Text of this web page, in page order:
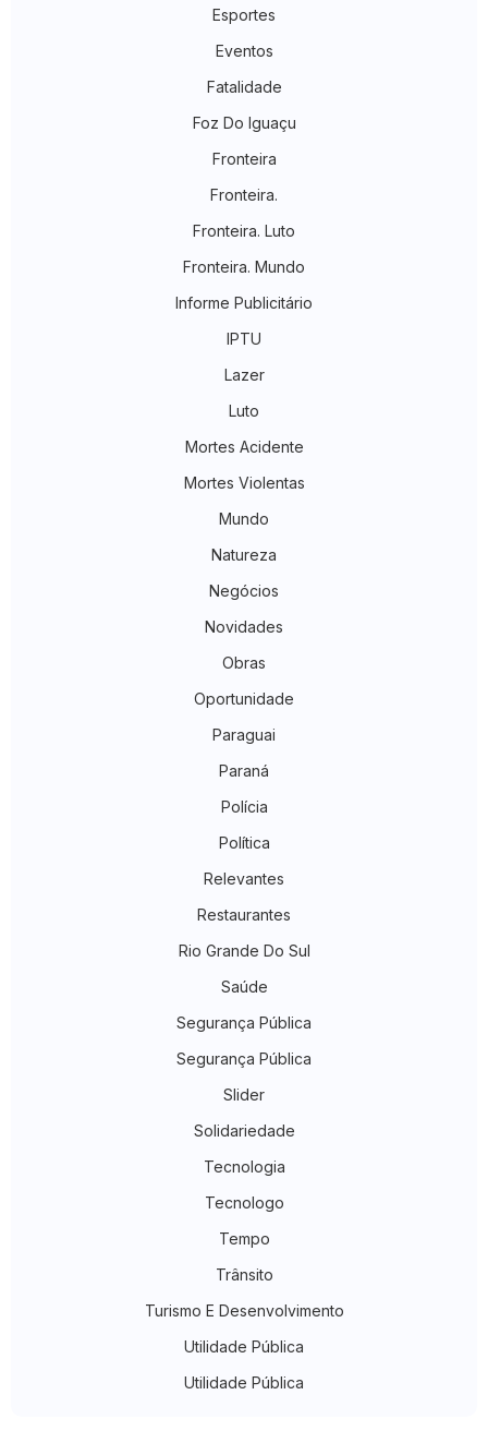
Esportes
Eventos
Fatalidade
Foz Do Iguaçu
Fronteira
Fronteira.
Fronteira. Luto
Fronteira. Mundo
Informe Publicitário
IPTU
Lazer
Luto
Mortes Acidente
Mortes Violentas
Mundo
Natureza
Negócios
Novidades
Obras
Oportunidade
Paraguai
Paraná
Polícia
Política
Relevantes
Restaurantes
Rio Grande Do Sul
Saúde
Segurança Pública
Segurança Pública
Slider
Solidariedade
Tecnologia
Tecnologo
Tempo
Trânsito
Turismo E Desenvolvimento
Utilidade Pública
Utilidade Pública